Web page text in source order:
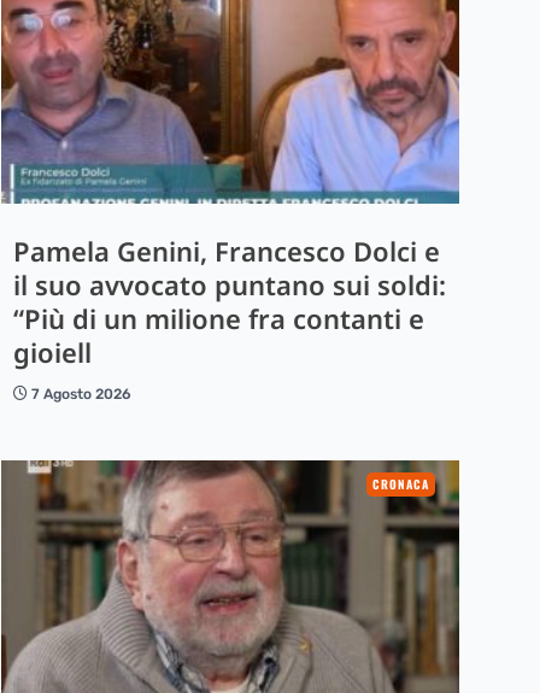
Pamela Genini, Francesco Dolci e
il suo avvocato puntano sui soldi:
“Più di un milione fra contanti e
gioiell
7 Agosto 2026
CRONACA